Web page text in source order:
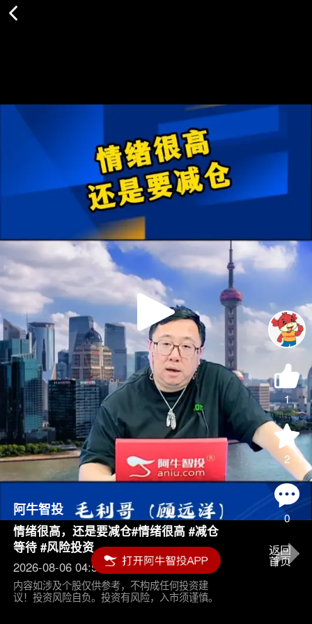
Play
Video
1
2
0
阿牛智投
情绪很高，还是要减仓#情绪很高 #减仓
等待 #风险投资
2026-08-06 04:55
内容如涉及个股仅供参考，不构成任何投资建
议！投资风险自负。投资有风险，入市须谨慎。